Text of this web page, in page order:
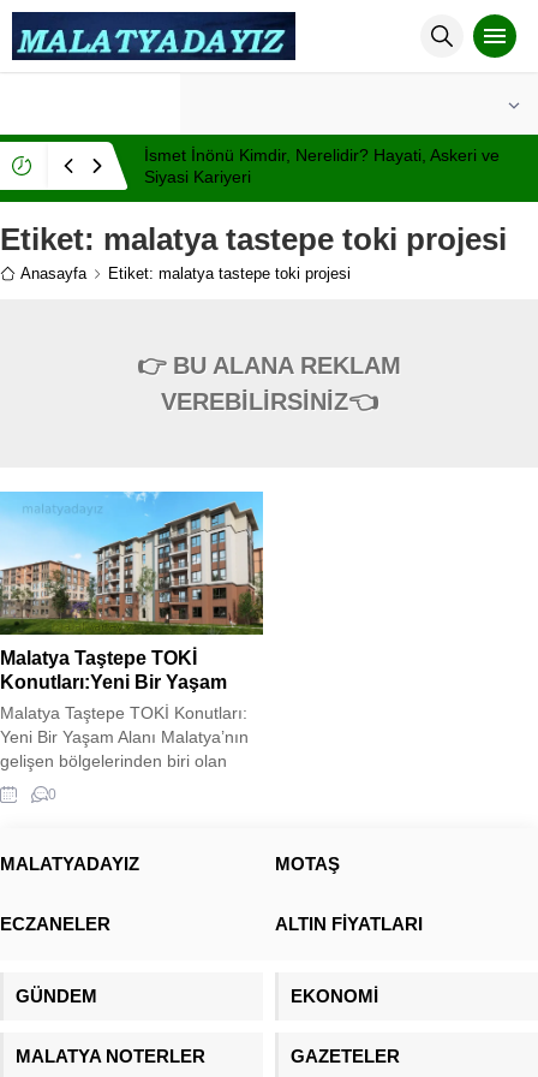
İsmet İnönü Kimdir, Nerelidir? Hayati, Askeri ve
Siyasi Kariyeri
Etiket: malatya tastepe toki projesi
Anasayfa Etiket: malatya tastepe toki projesi
👉 BU ALANA REKLAM
VEREBİLİRSİNİZ👈
Malatya Taştepe TOKİ
Konutları:Yeni Bir Yaşam
Malatya Taştepe TOKİ Konutları:
Yeni Bir Yaşam Alanı Malatya’nın
gelişen bölgelerinden biri olan
Taştepe’de, TOKİ tarafından inşa
edilen yeni konutlar, modern
taşıyor. Deprem riski taşıyan
TOKİ, Taştepe’deki projede de
güvenli yaşam...
0
MALATYADAYIZ MOTAŞ
ECZANELER ALTIN FİYATLARI
GÜNDEM EKONOMİ
MALATYA NOTERLER GAZETELER